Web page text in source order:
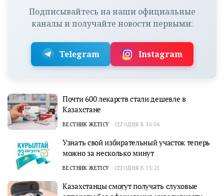
Подписывайтесь на наши официальные
каналы и получайте новости первыми:
Telegram Instagram
Почти 600 лекарств стали дешевле в
Казахстане
ВЕСТНИК ЖЕТІСУ СЕГОДНЯ В 16:06
Узнать свой избирательный участок теперь
можно за несколько минут
ВЕСТНИК ЖЕТІСУ СЕГОДНЯ В 15:21
Казахстанцы смогут получать слуховые